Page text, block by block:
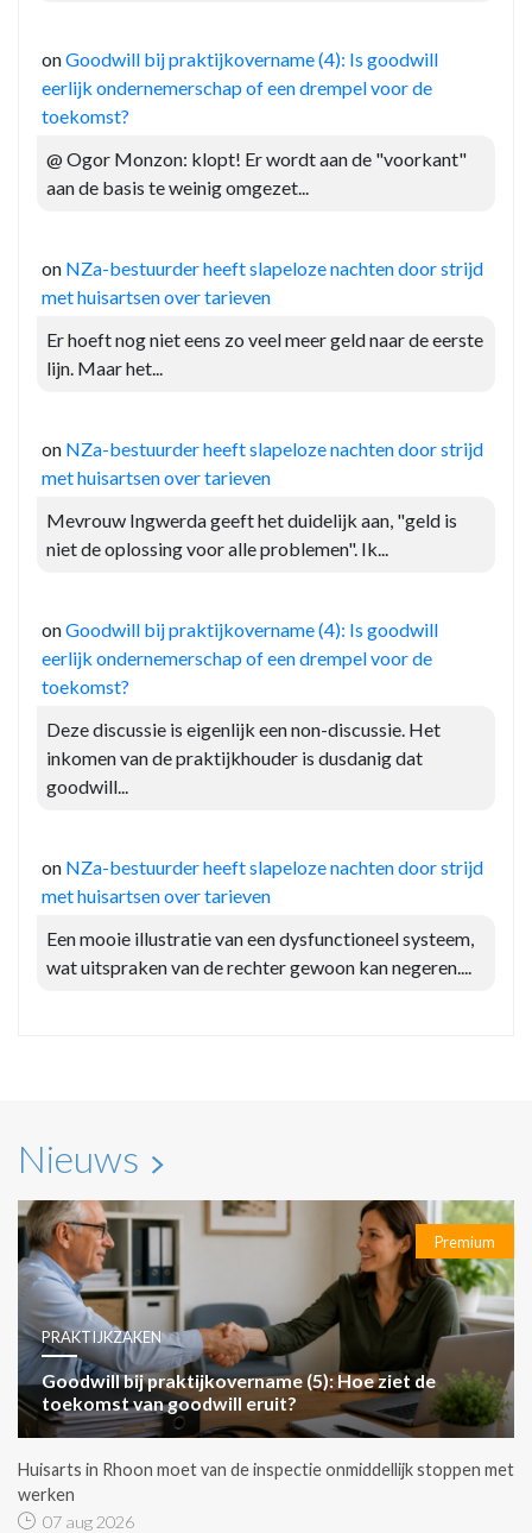
onGoodwill bij praktijkovername (4): Is goodwill
eerlijk ondernemerschap of een drempel voor de
toekomst?
@ Ogor Monzon: klopt! Er wordt aan de "voorkant"
aan de basis te weinig omgezet...
on NZa-bestuurder heeft slapeloze nachten door strijd
met huisartsen over tarieven
Er hoeft nog niet eens zo veel meer geld naar de eerste
lijn. Maar het...
on NZa-bestuurder heeft slapeloze nachten door strijd
met huisartsen over tarieven
Mevrouw Ingwerda geeft het duidelijk aan, "geld is
niet de oplossing voor alle problemen". Ik...
onGoodwill bij praktijkovername (4): Is goodwill
eerlijk ondernemerschap of een drempel voor de
toekomst?
Deze discussie is eigenlijk een non-discussie. Het
inkomen van de praktijkhouder is dusdanig dat
goodwill...
on NZa-bestuurder heeft slapeloze nachten door strijd
met huisartsen over tarieven
Een mooie illustratie van een dysfunctioneel systeem,
wat uitspraken van de rechter gewoon kan negeren....
Nieuws
Premium
PRAKTIJKZAKEN
Goodwill bij praktijkovername (5): Hoe ziet de
toekomst van goodwill eruit?
Huisarts in Rhoon moet van de inspectie onmiddellijk stoppen met
werken
07 aug 2026